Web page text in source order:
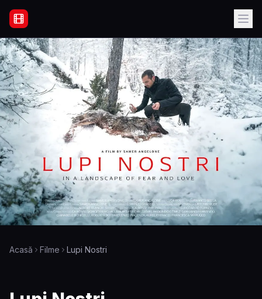
Filme Online Subtitrate - Acasă
Acasă Filme Lupi Nostri